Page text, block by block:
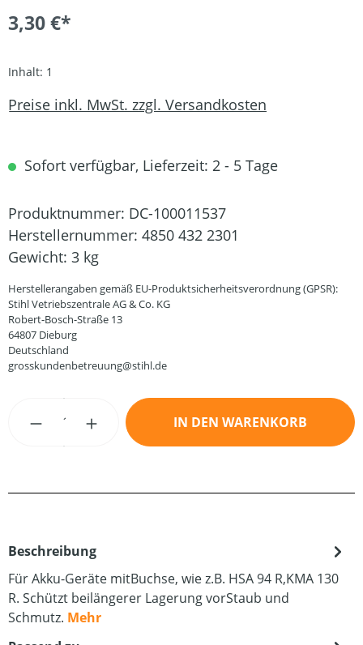
3,30 €*
Inhalt: 1
Preise inkl. MwSt. zzgl. Versandkosten
Sofort verfügbar, Lieferzeit: 2 - 5 Tage
Produktnummer: DC-100011537
Herstellernummer: 4850 432 2301
Gewicht: 3 kg
Herstellerangaben gemäß EU-Produktsicherheitsverordnung (GPSR):
Stihl Vetriebszentrale AG & Co. KG
Robert-Bosch-Straße 13
64807 Dieburg
Deutschland
grosskundenbetreuung@stihl.de
Produkt Anzahl: Gib den gewünschten
IN DEN WARENKORB
Beschreibung
Für Akku-Geräte mitBuchse, wie z.B. HSA 94 R,KMA 130
R. Schützt beilängerer Lagerung vorStaub und
Schmutz. Mehr